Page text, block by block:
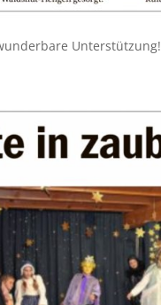
Unterstützung!